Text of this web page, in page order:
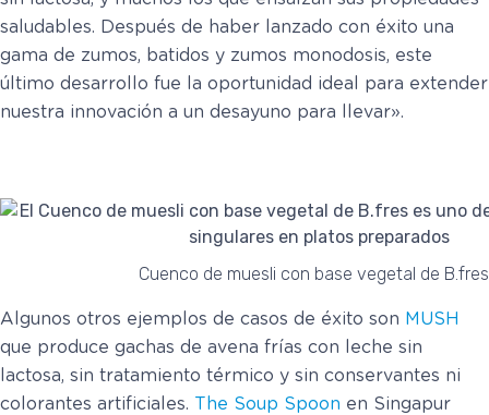
saludables. Después de haber lanzado con éxito una
gama de zumos, batidos y zumos monodosis, este
último desarrollo fue la oportunidad ideal para extender
nuestra innovación a un desayuno para llevar».
Cuenco de muesli con base vegetal de
Algunos otros ejemplos de casos de éxito son MUSH
que produce gachas de avena frías con leche sin
lactosa, sin tratamiento térmico y sin conservantes ni
colorantes artificiales. The Soup Spoon en Singapur